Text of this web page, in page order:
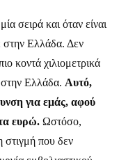
σειρά και όταν είναι
στην Ελλάδα. Δεν
κοντά χιλιομετρικά
Ελλάδα. Αυτό,
για εμάς, αφού
ευρώ. Ωστόσο,
στιγμή που δεν